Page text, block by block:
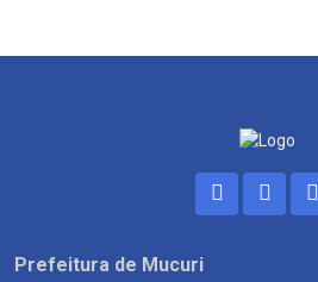
Prefeitura de Mucuri